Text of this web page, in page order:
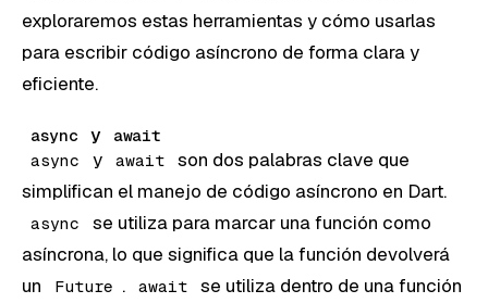
exploraremos estas herramientas y cómo usarlas
para escribir código asíncrono de forma clara y
eficiente.
async y
await
async
y await
son dos palabras clave que
simplifican el manejo de código asíncrono en Dart.
async
se utiliza para marcar una función como
asíncrona, lo que significa que la función devolverá
un
Future . await se utiliza dentro de una función